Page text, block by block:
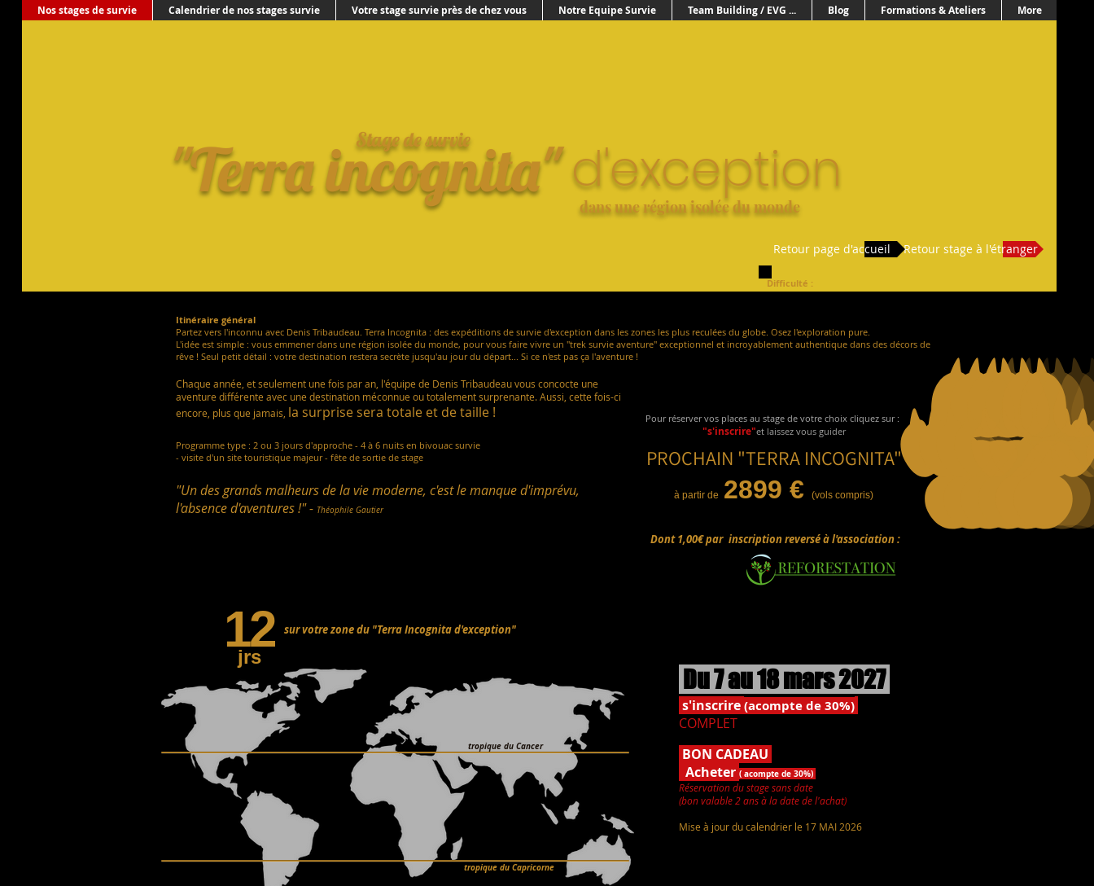
Retour stage à l'étranger
Retour page d'accueil
Difficulté :
"Terra incognita"
​Stage de survie
dans une région isolée du monde
Nos stages de survie Calendrier de nos stages survie Votre stage survie près de chez vous Notre Equipe Survie Team Building / EVG ... Blog Formations & Ateliers More
d'exception
Itinéraire général
Partez vers l'inconnu avec Denis Tribaudeau. Terra Incognita : des expéditions de survie d'exception dans les zones les plus reculées du globe. Osez l'exploration pure.
L'idée est simple : vous emmener dans une région isolée du monde, pour vous faire vivre un "trek survie aventure" exceptionnel et incroyablement authentique dans des décors de
rêve ! Seul petit détail : votre destination restera secrète jusqu'au jour du départ... Si ce n'est pas ça l'aventure !
Chaque année, et seulement une fois par an, l'équipe de Denis Tribaudeau vous concocte une
aventure différente avec une destination méconnue ou totalement surprenante. Aussi, cette fois-ci
encore, plus que jamais, la surprise sera totale et de taille !
Programme type : 2 ou 3 jours d'approche - 4 à 6 nuits en bivouac survie
- visite d'un site touristique majeur - fête de sortie de stage
"Un des grands malheurs de la vie moderne, c'est le manque d'imprévu,
l'absence d'aventures !" - Théophile Gautier
PROCHAIN "TERRA INCOGNITA"
à partir de 2899 € (vo ls compris)
Pour réserver vos places au stage de votre choix cliquez sur :
"s'inscrire"et laissez vous guider
Dont 1,00€ par inscription reversé à l'association :
sur votre zone du "Terra Incognita d'exception"
tropique du Capricorne
tropique du Cancer
12
jrs
Du 7 au 18 mars 2027
s'inscrire(acompte de 30%)
COMPLET
BON CADEAU
Acheter ( acompte de 30%)
Réservation du stage sans date
(bon valable 2 ans à la date de l'achat)
Mise à jour du calendrier le 17 MAI 2026